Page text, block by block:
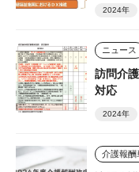
2024年
ニュース
訪問介
対応
2024年
介護報酬